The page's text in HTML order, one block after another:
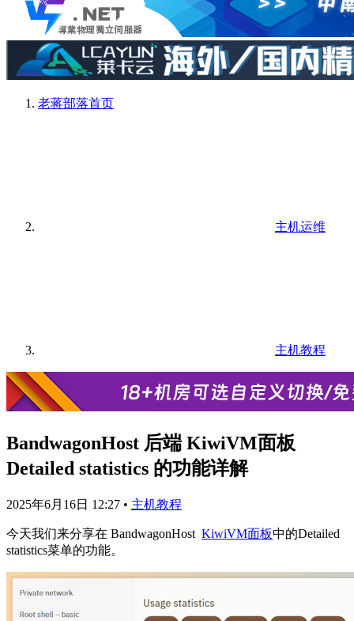
老蒋部落首页
主机运维
主机教程
BandwagonHost 后端 KiwiVM面板
Detailed statistics 的功能详解
2025年6月16日 12:27 • 主机教程
今天我们来分享在 BandwagonHost KiwiVM面板中的Detailed
statistics菜单的功能。